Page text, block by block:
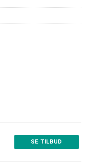
SE TILBUD